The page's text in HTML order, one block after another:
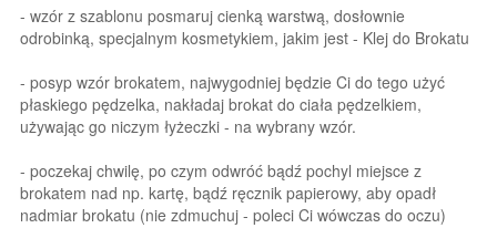
- wzór z szablonu posmaruj cienką warstwą, dosłownie
odrobinką, specjalnym kosmetykiem, jakim jest - Klej do Brokatu
- posyp wzór brokatem, najwygodniej będzie Ci do tego użyć
płaskiego pędzelka, nakładaj brokat do ciała pędzelkiem,
używając go niczym łyżeczki - na wybrany wzór.
- poczekaj chwilę, po czym odwróć bądź pochyl miejsce z
brokatem nad np. kartę, bądź ręcznik papierowy, aby opadł
nadmiar brokatu (nie zdmuchuj - poleci Ci wówczas do oczu)